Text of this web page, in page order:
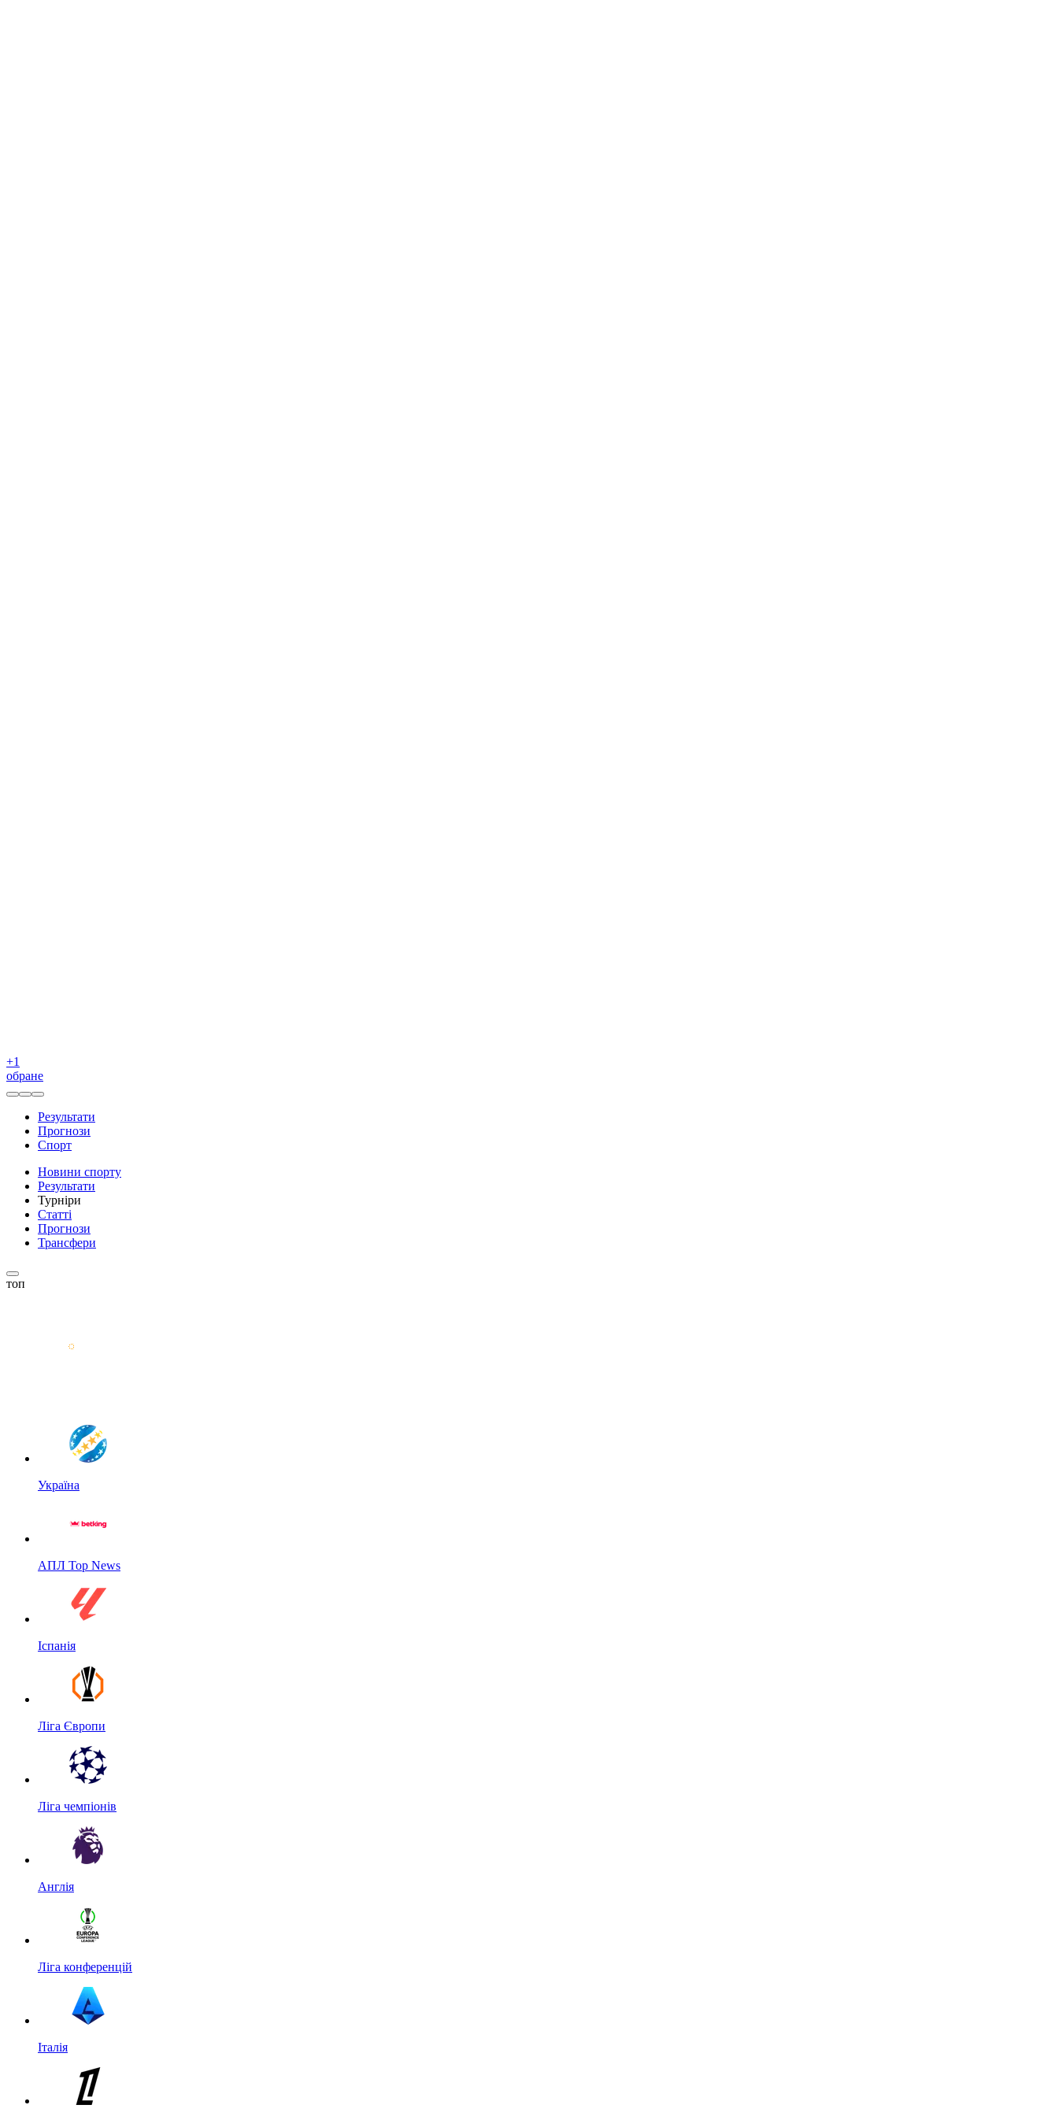
+1
обране
Результати
Прогнози
Спорт
Новини спорту
Результати
Турніри
Статті
Прогнози
Трансфери
топ
Україна
АПЛ Top News
Іспанія
Ліга Європи
Ліга чемпіонів
Англія
Ліга конференцій
Італія